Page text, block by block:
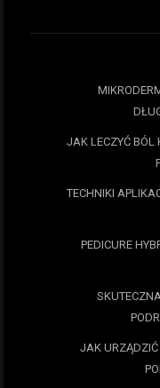
JAK LECZYĆ BÓL
TECHNIKI
PEDICURE
JAK URZĄDZIĆ